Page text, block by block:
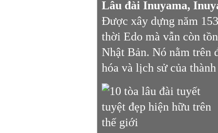
Lâu đài Inuyama,
Được xây dựng năm
thời Edo mà vẫn còn
Nhật Bản. Nó nằm trên
hóa và lịch sử của